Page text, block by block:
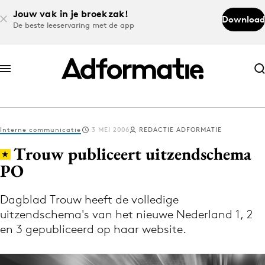
Jouw vak in je broekzak!
De beste leeservaring met de app
Download
Abonneer nu
Abonneer nu
Log in
Volg het laatste nieuws via de Adformatie
Nieuws app
Interne communicatie 3 MEI 2006 REDACTIE ADFORMATIE
Trouw publiceert uitzendschema
PO
Dagblad Trouw heeft de volledige
uitzendschema's van het nieuwe Nederland 1, 2
en 3 gepubliceerd op haar website.